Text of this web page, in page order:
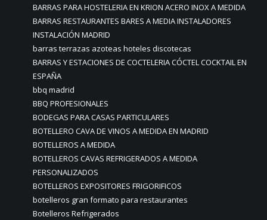
BARRAS PARA HOSTELERIA EN KRION ACERO INOX A MEDIDA
BARRAS RESTAURANTES BARES A MEDIA INSTALADORES
INSTALACIÓN MADRID
barras terrazas azoteas hoteles discotecas
BARRAS Y ESTACIONES DE COCTELERIA CÓCTEL COCKTAIL EN
ESPAÑA
bbq madrid
BBQ PROFESIONALES
BODEGAS PARA CASAS PARTICULARES
BOTELLERO CAVA DE VINOS A MEDIDA EN MADRID
BOTELLEROS A MEDIDA
BOTELLEROS CAVAS REFRIGERADOS A MEDIDA
PERSONALIZADOS
BOTELLEROS EXPOSITORES FRIGORIFICOS
botelleros gran formato para restaurantes
Botelleros Refrigerados